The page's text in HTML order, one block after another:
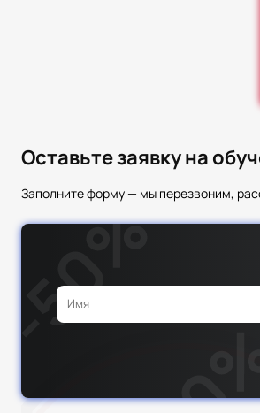
Оставьте заявку на
Заполните форму — мы перезвоним,